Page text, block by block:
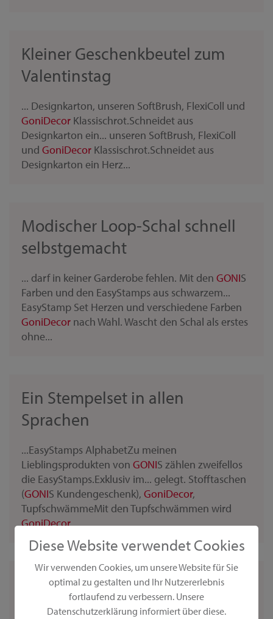
Diese Website verwendet Cookies
Wir verwenden Cookies, um unsere Website für Sie
optimal zu gestalten und Ihr Nutzererlebnis
fortlaufend zu verbessern. Unsere
Datenschutzerklärung informiert über diese.
Kleiner Geschenkbeutel zum
Valentinstag
... Designkarton, unseren SoftBrush, FlexiColl und
GoniDecor Klassischrot.Schneidet aus
Designkarton ein... unseren SoftBrush, FlexiColl
und GoniDecor Klassischrot.Schneidet aus
Designkarton ein Herz...
Modischer Loop-Schal schnell
selbstgemacht
... darf in keiner Garderobe fehlen. Mit den GONIS
Farben und den EasyStamps aus schwarzem...
EasyStamp Set Herzen und verschiedene Farben
GoniDecor nach Wahl. Wascht den Schal als erstes
ohne...
Ein Stempelset in allen
Sprachen
...EasyStamps AlphabetZu meinen
Lieblingsprodukten von GONIS zählen zweifellos
die EasyStamps.Exklusiv im... gelegt. Stofftaschen
(GONIS Kundengeschenk), GoniDecor,
TupfschwämmeMit den Tupfschwämmen wird
GoniDecor...
GONIS in meiner Küche
...Die Küche ist ein großes Einsatzgebiet fürGONI